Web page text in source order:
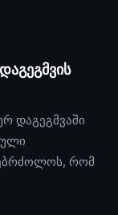
დაგეგმვაში
რომ